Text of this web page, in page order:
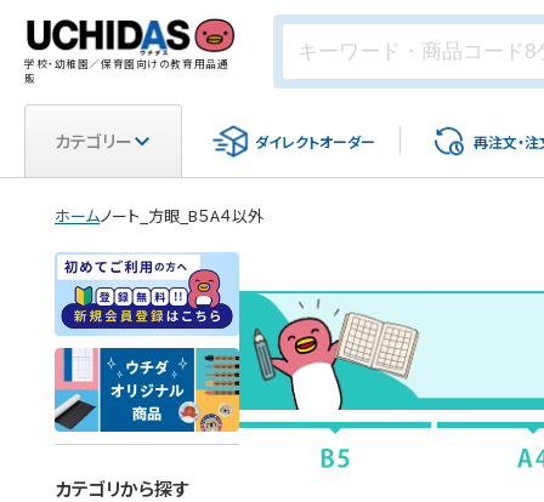
学校・幼稚園／保育園向けの教育用品通
販
カテゴリー ダイレクトオーダー 再注文・注
ホームノート_方眼_B５A４以外
カテゴリから探す